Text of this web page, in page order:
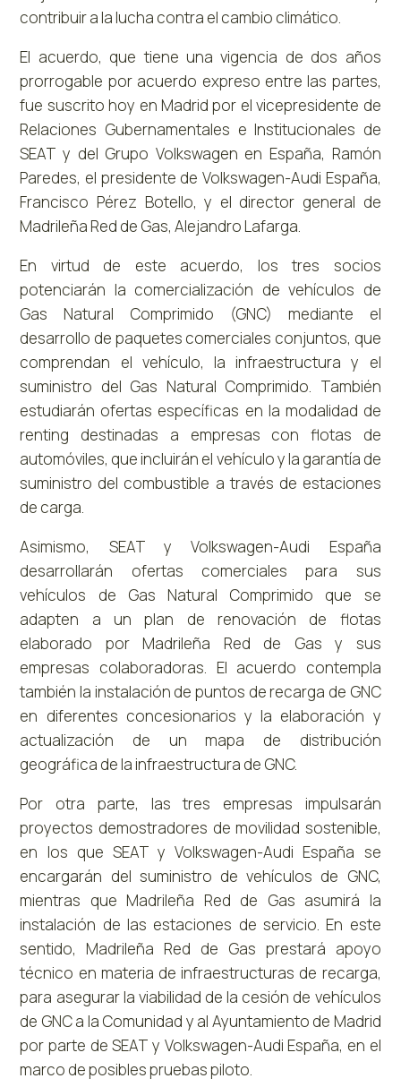
contribuir a la lucha contra el cambio climático.
El acuerdo, que tiene una vigencia de dos años
prorrogable por acuerdo expreso entre las partes,
fue suscrito hoy en Madrid por el vicepresidente de
Relaciones Gubernamentales e Institucionales de
SEAT y del Grupo Volkswagen en España, Ramón
Paredes, el presidente de Volkswagen-Audi España,
Francisco Pérez Botello, y el director general de
Madrileña Red de Gas, Alejandro Lafarga.
En virtud de este acuerdo, los tres socios
potenciarán la comercialización de vehículos de
Gas Natural Comprimido (GNC) mediante el
desarrollo de paquetes comerciales conjuntos, que
comprendan el vehículo, la infraestructura y el
suministro del Gas Natural Comprimido. También
estudiarán ofertas específicas en la modalidad de
renting destinadas a empresas con flotas de
automóviles, que incluirán el vehículo y la garantía de
suministro del combustible a través de estaciones
de carga.
Asimismo, SEAT y Volkswagen-Audi España
desarrollarán ofertas comerciales para sus
vehículos de Gas Natural Comprimido que se
adapten a un plan de renovación de flotas
elaborado por Madrileña Red de Gas y sus
empresas colaboradoras. El acuerdo contempla
también la instalación de puntos de recarga de GNC
en diferentes concesionarios y la elaboración y
actualización de un mapa de distribución
geográfica de la infraestructura de GNC.
Por otra parte, las tres empresas impulsarán
proyectos demostradores de movilidad sostenible,
en los que SEAT y Volkswagen-Audi España se
encargarán del suministro de vehículos de GNC,
mientras que Madrileña Red de Gas asumirá la
instalación de las estaciones de servicio. En este
sentido, Madrileña Red de Gas prestará apoyo
técnico en materia de infraestructuras de recarga,
para asegurar la viabilidad de la cesión de vehículos
de GNC a la Comunidad y al Ayuntamiento de Madrid
por parte de SEAT y Volkswagen-Audi España, en el
marco de posibles pruebas piloto.